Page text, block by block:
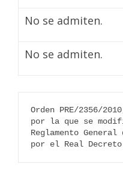
No se admiten.
No se admiten.
Orden PRE/2356/
por la que se
Reglamento
por el Real Decreto